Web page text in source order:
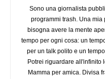
Sono una giornalista
programmi trash. Una
bisogna avere la mente
tempo per ogni cosa: un
per un talk polito e un
Potrei riguardare all'infinito
Mamma per amica. Divisa